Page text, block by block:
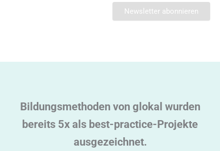
i
v
Bildungsmethoden von glokal wurden
bereits 5x als best-practice-Projekte
ausgezeichnet.